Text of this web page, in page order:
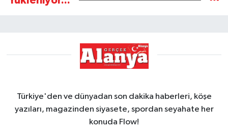
Türkiye'den ve dünyadan son dakika haberleri, köşe
yazıları, magazinden siyasete, spordan seyahate her
konuda Flow!